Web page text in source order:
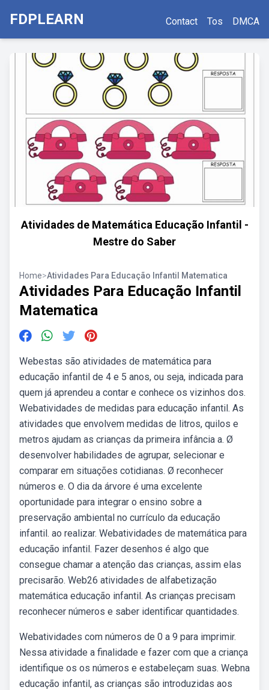
FDPLEARN Contact Tos DMCA
Atividades de Matemática Educação Infantil -
Mestre do Saber
Home>Atividades Para Educação Infantil Matematica
Atividades Para Educação Infantil
Matematica
Webestas são atividades de matemática para
educação infantil de 4 e 5 anos, ou seja, indicada para
quem já aprendeu a contar e conhece os vizinhos dos.
Webatividades de medidas para educação infantil. As
atividades que envolvem medidas de litros, quilos e
metros ajudam as crianças da primeira infância a. Ø
desenvolver habilidades de agrupar, selecionar e
comparar em situações cotidianas. Ø reconhecer
números e. O dia da árvore é uma excelente
oportunidade para integrar o ensino sobre a
preservação ambiental no currículo da educação
infantil. ao realizar. Webatividades de matemática para
educação infantil. Fazer desenhos é algo que
consegue chamar a atenção das crianças, assim elas
precisarão. Web26 atividades de alfabetização
matemática educação infantil. As crianças precisam
reconhecer números e saber identificar quantidades.
Webatividades com números de 0 a 9 para imprimir.
Nessa atividade a finalidade e fazer com que a criança
identifique os os números e estabeleçam suas. Webna
educação infantil, as crianças são introduzidas aos